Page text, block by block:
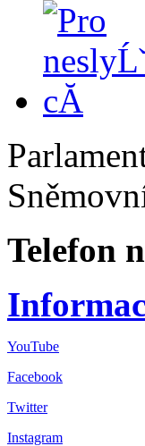
Telefon
YouTube
Facebook
Twitter
Instagram